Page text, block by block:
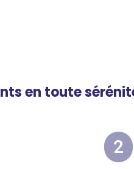
en toute
2